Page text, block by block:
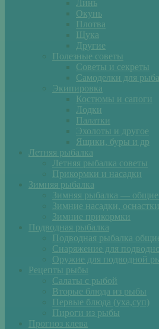
Линь
Окунь
Плотва
Щука
Другие
Полезные советы
Советы и секреты
Самоделки для
Экипировка
Костюмы и сапоги
Лодки
Палатки
Эхолоты и другое
Ящики, буры и др
Летняя рыбалка
Летняя рыбалка советы
Прикормки и насадки
Зимняя рыбалка
Зимняя рыбалка — общие
Зимние насадки, оснастки
Зимние прикормки
Подводная рыбалка
Подводная рыбалка
Снаряжение для
Оружие для подводной
Рецепты рыбы
Салаты с рыбой
Вторые блюда из рыбы
Первые блюда (уха,суп)
Пироги из рыбы
Прогноз клева